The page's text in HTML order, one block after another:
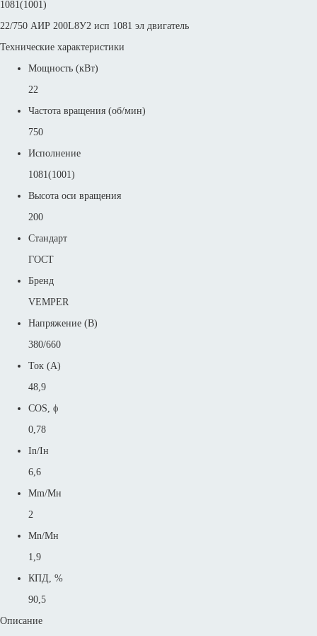
1081(1001)
22/750 АИР 200L8У2 исп 1081 эл двигатель
Технические характеристики
Мощность (кВт)
22
Частота вращения (об/мин)
750
Исполнение
1081(1001)
Высота оси вращения
200
Стандарт
ГОСТ
Бренд
VEMPER
Напряжение (В)
380/660
Ток (А)
48,9
COS, ϕ
0,78
In/Iн
6,6
Mm/Mн
2
Mn/Mн
1,9
КПД, %
90,5
Описание